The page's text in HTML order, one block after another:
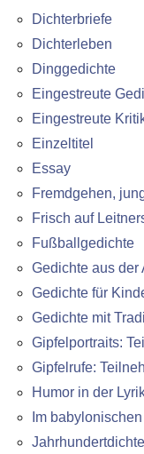
Dichterbriefe
Dichterleben
Dinggedichte
Eingestreute
Eingestreute
Einzeltitel
Essay
Fremdgehen,
Frisch auf
Fußballgedichte
Gedichte aus der
Gedichte für
Gedichte mit
Gipfelportraits:
Gipfelrufe:
Humor in der
Im